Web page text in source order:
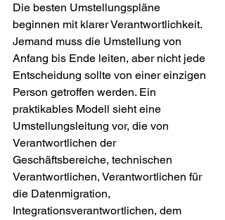
Die besten Umstellungspläne
beginnen mit klarer Verantwortlichkeit.
Jemand muss die Umstellung von
Anfang bis Ende leiten, aber nicht jede
Entscheidung sollte von einer einzigen
Person getroffen werden. Ein
praktikables Modell sieht eine
Umstellungsleitung vor, die von
Verantwortlichen der
Geschäftsbereiche, technischen
Verantwortlichen, Verantwortlichen für
die Datenmigration,
Integrationsverantwortlichen, dem